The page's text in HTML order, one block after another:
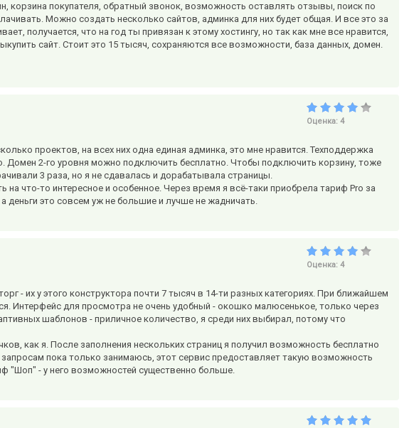
корзина покупателя, обратный звонок, возможность оставлять отзывы, поиск по
Можно создать несколько сайтов, админка для них будет общая. И все это за
получается, что на год ты привязан к этому хостингу, но так как мне все нравится,
сайт. Стоит это 15 тысяч, сохраняются все возможности, база данных, домен.
Оценка: 4
проектов, на всех них одна единая админка, это мне нравится. Техподдержка
Домен 2-го уровня можно подключить бесплатно. Чтобы подключить корзину, тоже
3 раза, но я не сдавалась и дорабатывала страницы.
что-то интересное и особенное. Через время я всё-таки приобрела тариф Pro за
деньги это совсем уж не большие и лучше не жадничать.
Оценка: 4
- их у этого конструктора почти 7 тысяч в 14-ти разных категориях. При ближайшем
Интерфейс для просмотра не очень удобный - окошко малюсенькое, только через
шаблонов - приличное количество, я среди них выбирал, потому что
как я. После заполнения нескольких страниц я получил возможность бесплатно
пока только занимаюсь, этот сервис предоставляет такую возможность
"Шоп" - у него возможностей существенно больше.